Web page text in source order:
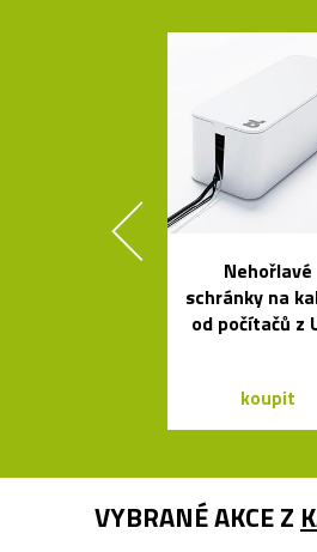
Nehořlavé
schránky na
od počítačů z
koupit
VYBRANÉ AKCE Z